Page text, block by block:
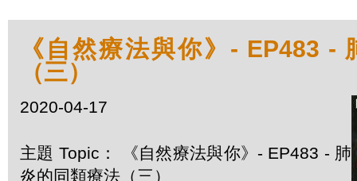
《自然療法與你》- EP483 -
（三）
2020-04-17
主題 Topic： 《自然療法與你》- EP483 - 肺
炎的同類療法（三）